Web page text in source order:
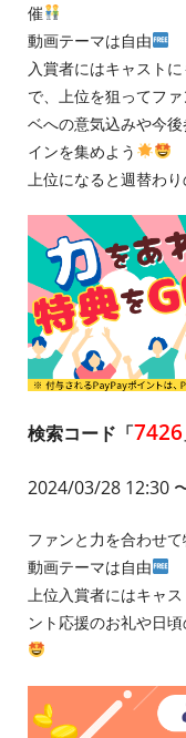
催
動画テーマは自由
入賞者にはキャスト
で、上位を狙ってフ
ベへの意気込みや今
インを集めよう
上位になると週替わ
検索コード「7426
2024/03/28 12:30
ファンと力を合わせ
動画テーマは自由
上位入賞者にはキャ
ント応援のお礼や日